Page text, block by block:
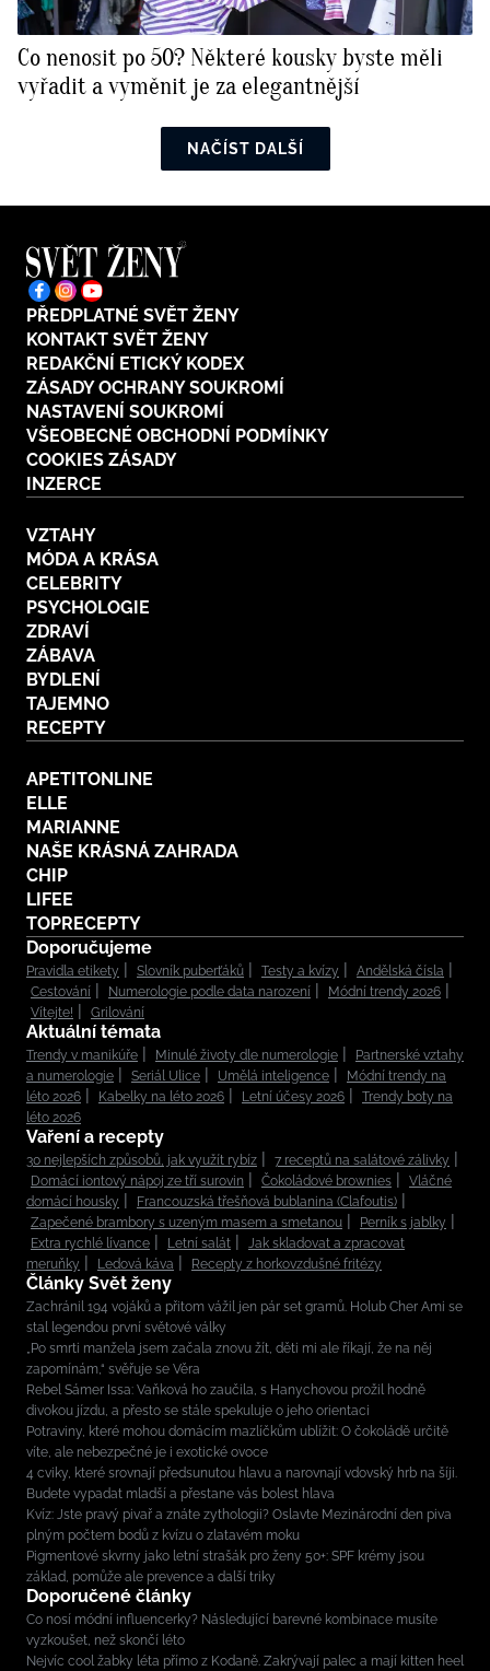
Co nenosit po 50? Některé kousky byste měli
vyřadit a vyměnit je za elegantnější
NAČÍST DALŠÍ
PŘEDPLATNÉ SVĚT ŽENY
KONTAKT SVĚT ŽENY
REDAKČNÍ ETICKÝ KODEX
ZÁSADY OCHRANY SOUKROMÍ
NASTAVENÍ SOUKROMÍ
VŠEOBECNÉ OBCHODNÍ PODMÍNKY
COOKIES ZÁSADY
INZERCE
VZTAHY
MÓDA A KRÁSA
CELEBRITY
PSYCHOLOGIE
ZDRAVÍ
ZÁBAVA
BYDLENÍ
TAJEMNO
RECEPTY
APETITONLINE
ELLE
MARIANNE
NAŠE KRÁSNÁ ZAHRADA
CHIP
LIFEE
TOPRECEPTY
Doporučujeme
Pravidla etikety Slovník puberťáků Testy a kvízy
Andělská čísla
Cestování
Numerologie podle data narození
Módní trendy 2026
Vítejte!
Grilování
Aktuální témata
Trendy v manikúře Minulé životy dle numerologie
Partnerské vztahy
a numerologie
Seriál Ulice Umělá inteligence
Módní trendy na
léto 2026
Kabelky na léto 2026 Letní účesy 2026
Trendy boty na
léto 2026
Vaření a recepty
30 nejlepších způsobů, jak využít rybíz
7 receptů na salátové zálivky
Domácí iontový nápoj ze tří surovin
Čokoládové brownies
Vláčné
domácí housky
Francouzská třešňová bublanina (Clafoutis)
Zapečené brambory s uzeným masem a smetanou
Perník s jablky
Extra rychlé lívance
Letní salát
Jak skladovat a zpracovat
meruňky
Ledová káva Recepty z horkovzdušné fritézy
Články Svět ženy
Zachránil 194 vojáků a přitom vážil jen pár set gramů. Holub Cher Ami se
stal legendou první světové války
„Po smrti manžela jsem začala znovu žít, děti mi ale říkají, že na něj
zapomínám,“ svěřuje se Věra
Rebel Sámer Issa: Vaňková ho zaučila, s Hanychovou prožil hodně
divokou jízdu, a přesto se stále spekuluje o jeho orientaci
Potraviny, které mohou domácím mazlíčkům ublížit: O čokoládě určitě
víte, ale nebezpečné je i exotické ovoce
4 cviky, které srovnají předsunutou hlavu a narovnají vdovský hrb na šíji.
Budete vypadat mladší a přestane vás bolest hlava
Kvíz: Jste pravý pivař a znáte zythologii? Oslavte Mezinárodní den piva
plným počtem bodů z kvízu o zlatavém moku
Pigmentové skvrny jako letní strašák pro ženy 50+: SPF krémy jsou
základ, pomůže ale prevence a další triky
Doporučené články
Co nosí módní influencerky? Následující barevné kombinace musíte
vyzkoušet, než skončí léto
Nejvíc cool žabky léta přímo z Kodaně. Zakrývají palec a mají kitten heel